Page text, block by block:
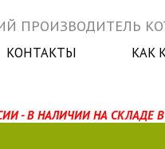
ПРОИЗВОДИТЕЛЬ
КОНТАКТЫ КАК
- В НАЛИЧИИ НА СКЛАДЕ